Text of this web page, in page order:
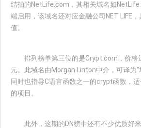
结拍的NetLife.com，其相关域名如
端启用，该域名还对应金融公司NET LIFE
值。
排列榜单第三位的是Crypt.com，价格
元。此域名由Morgan Linton中介，可译为“
同时也指导C语言函数之一的crypt函数，
的项目。
此外，这期的DN榜中还有不少优质好米